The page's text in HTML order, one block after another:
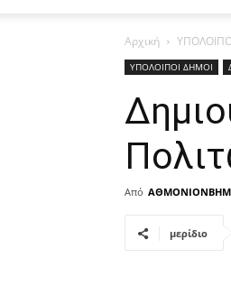
Αρχική
ΥΠΟΛΟΙΠΟΙ ΔΗΜΟΙ
Από
μερίδιο